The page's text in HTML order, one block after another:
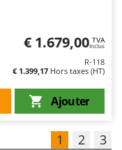
€ 1.679,00 TVA
Inclus
R-118
€ 1.399,17 Hors taxes (HT)
Ajouter
1 2 3